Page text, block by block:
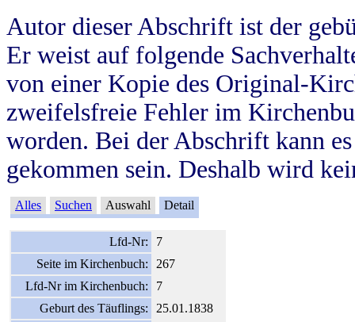
Autor dieser Abschrift ist der
Er weist auf folgende
von einer Kopie des Original-
zweifelsfreie Fehler im
worden. Bei der Abschrift kann
gekommen sein. Deshalb wird
Alles Suchen Auswahl Detail
Lfd-Nr:
7
Seite im Kirchenbuch:
267
Lfd-Nr im Kirchenbuch:
7
Geburt des Täuflings:
25.01.1838